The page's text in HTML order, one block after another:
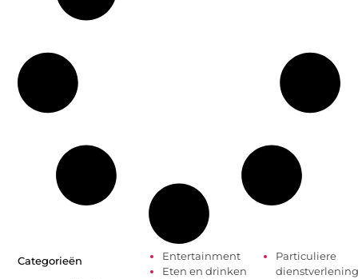
Categorieën
Entertainment
Eten en drinken
Particuliere
dienstverlening